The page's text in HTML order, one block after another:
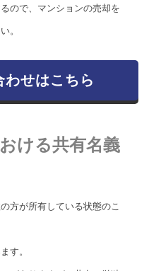
ので、マンションの売却を
。
せはこちら
ける共有名義
方が所有している状態のこ
す。